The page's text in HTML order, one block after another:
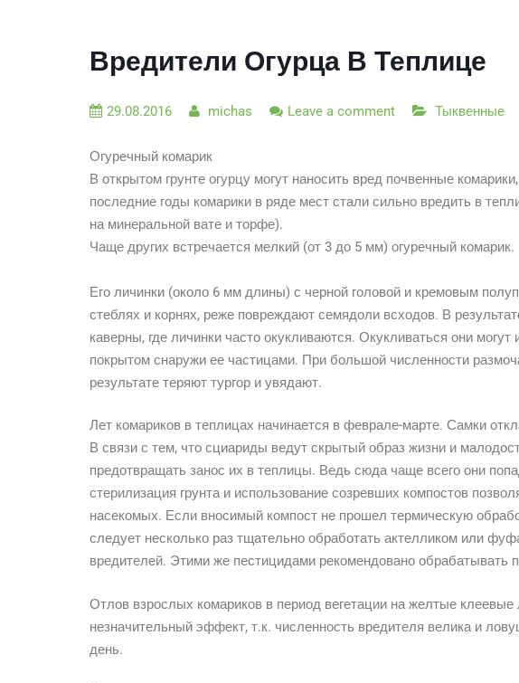
Вредители Огурца В Теплице
29.08.2016 michas Leave a comment Тыквенные
Огуречный комарик
В открытом грунте огурцу могут наносить вред почвенные
последние годы комарики в ряде мест стали сильно вредить в
на минеральной вате и торфе).
Чаще других встречается мелкий (от 3 до 5 мм) огуречный комарик.
Его личинки (около 6 мм длины) с черной головой и кремовым
стеблях и корнях, реже повреждают семядоли всходов. В
каверны, где личинки часто окукливаются. Окукливаться они могут
покрытом снаружи ее частицами. При большой численности
результате теряют тургор и увядают.
Лет комариков в теплицах начинается в феврале-марте. Самки
В связи с тем, что сциариды ведут скрытый образ жизни и
предотвращать занос их в теплицы. Ведь сюда чаще всего они
стерилизация грунта и использование созревших компостов
насекомых. Если вносимый компост не прошел термическую
следует несколько раз тщательно обработать актелликом или
вредителей. Этими же пестицидами рекомендовано обрабатывать
Отлов взрослых комариков в период вегетации на желтые
незначительный эффект, т.к. численность вредителя велика и
день.